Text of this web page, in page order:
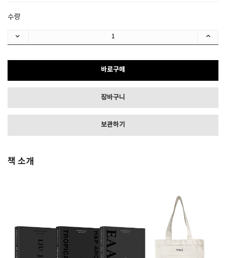
수량
바로구매
장바구니
보관하기
책 소개